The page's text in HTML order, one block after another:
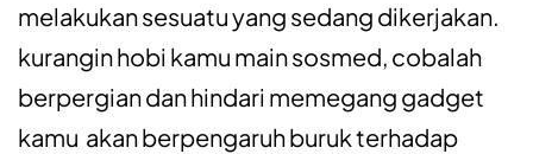
melakukan sesuatu yang sedang dikerjakan.
kurangin hobi kamu main sosmed, cobalah
berpergian dan hindari memegang gadget
kamu akan berpengaruh buruk terhadap